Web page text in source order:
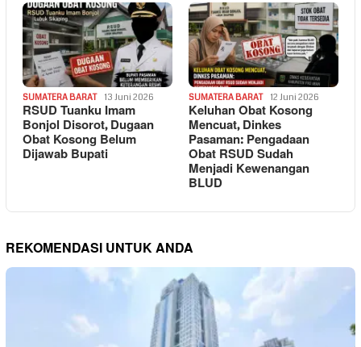
SUMATERA BARAT 13 Juni 2026
RSUD Tuanku Imam
Bonjol Disorot, Dugaan
Obat Kosong Belum
Dijawab Bupati
SUMATERA BARAT 12 Juni 2026
Keluhan Obat Kosong
Mencuat, Dinkes
Pasaman: Pengadaan
Obat RSUD Sudah
Menjadi Kewenangan
BLUD
REKOMENDASI UNTUK ANDA